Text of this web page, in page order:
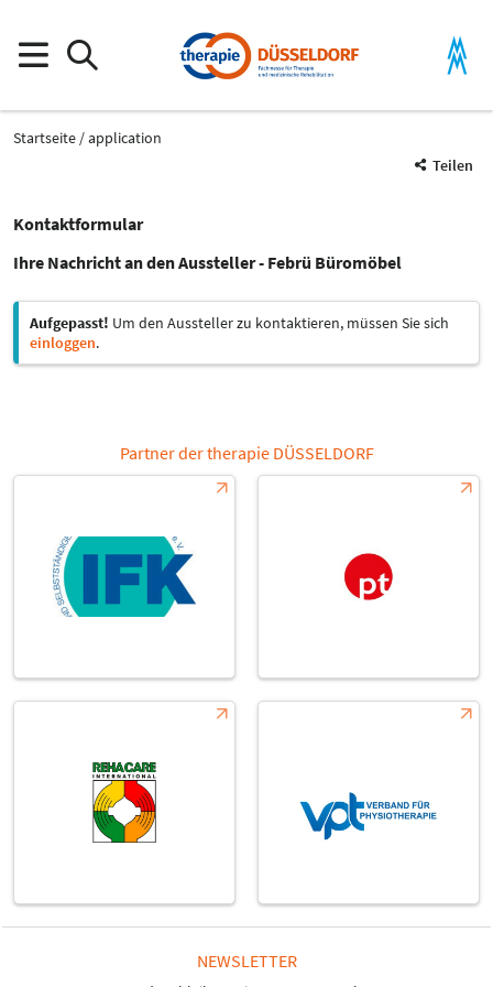
Startseite
application
Teilen
Kontaktformular
Ihre Nachricht an den Aussteller - Febrü Büromöbel
Aufgepasst! Um den Aussteller zu kontaktieren, müssen Sie sich
einloggen.
Partner der therapie DÜSSELDORF
NEWSLETTER